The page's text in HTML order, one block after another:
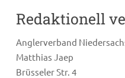
Redaktionell
Anglerverband
Matthias Jaep
Brüsseler Str. 4